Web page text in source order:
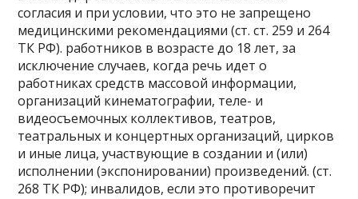
согласия и при условии, что это не запрещено
медицинскими рекомендациями (ст. ст. 259 и 264
ТК РФ). работников в возрасте до 18 лет, за
исключение случаев, когда речь идет о
работниках средств массовой информации,
организаций кинематографии, теле- и
видеосъемочных коллективов, театров,
театральных и концертных организаций, цирков
и иные лица, участвующие в создании и (или)
исполнении (экспонировании) произведений. (ст.
268 ТК РФ); инвалидов, если это противоречит